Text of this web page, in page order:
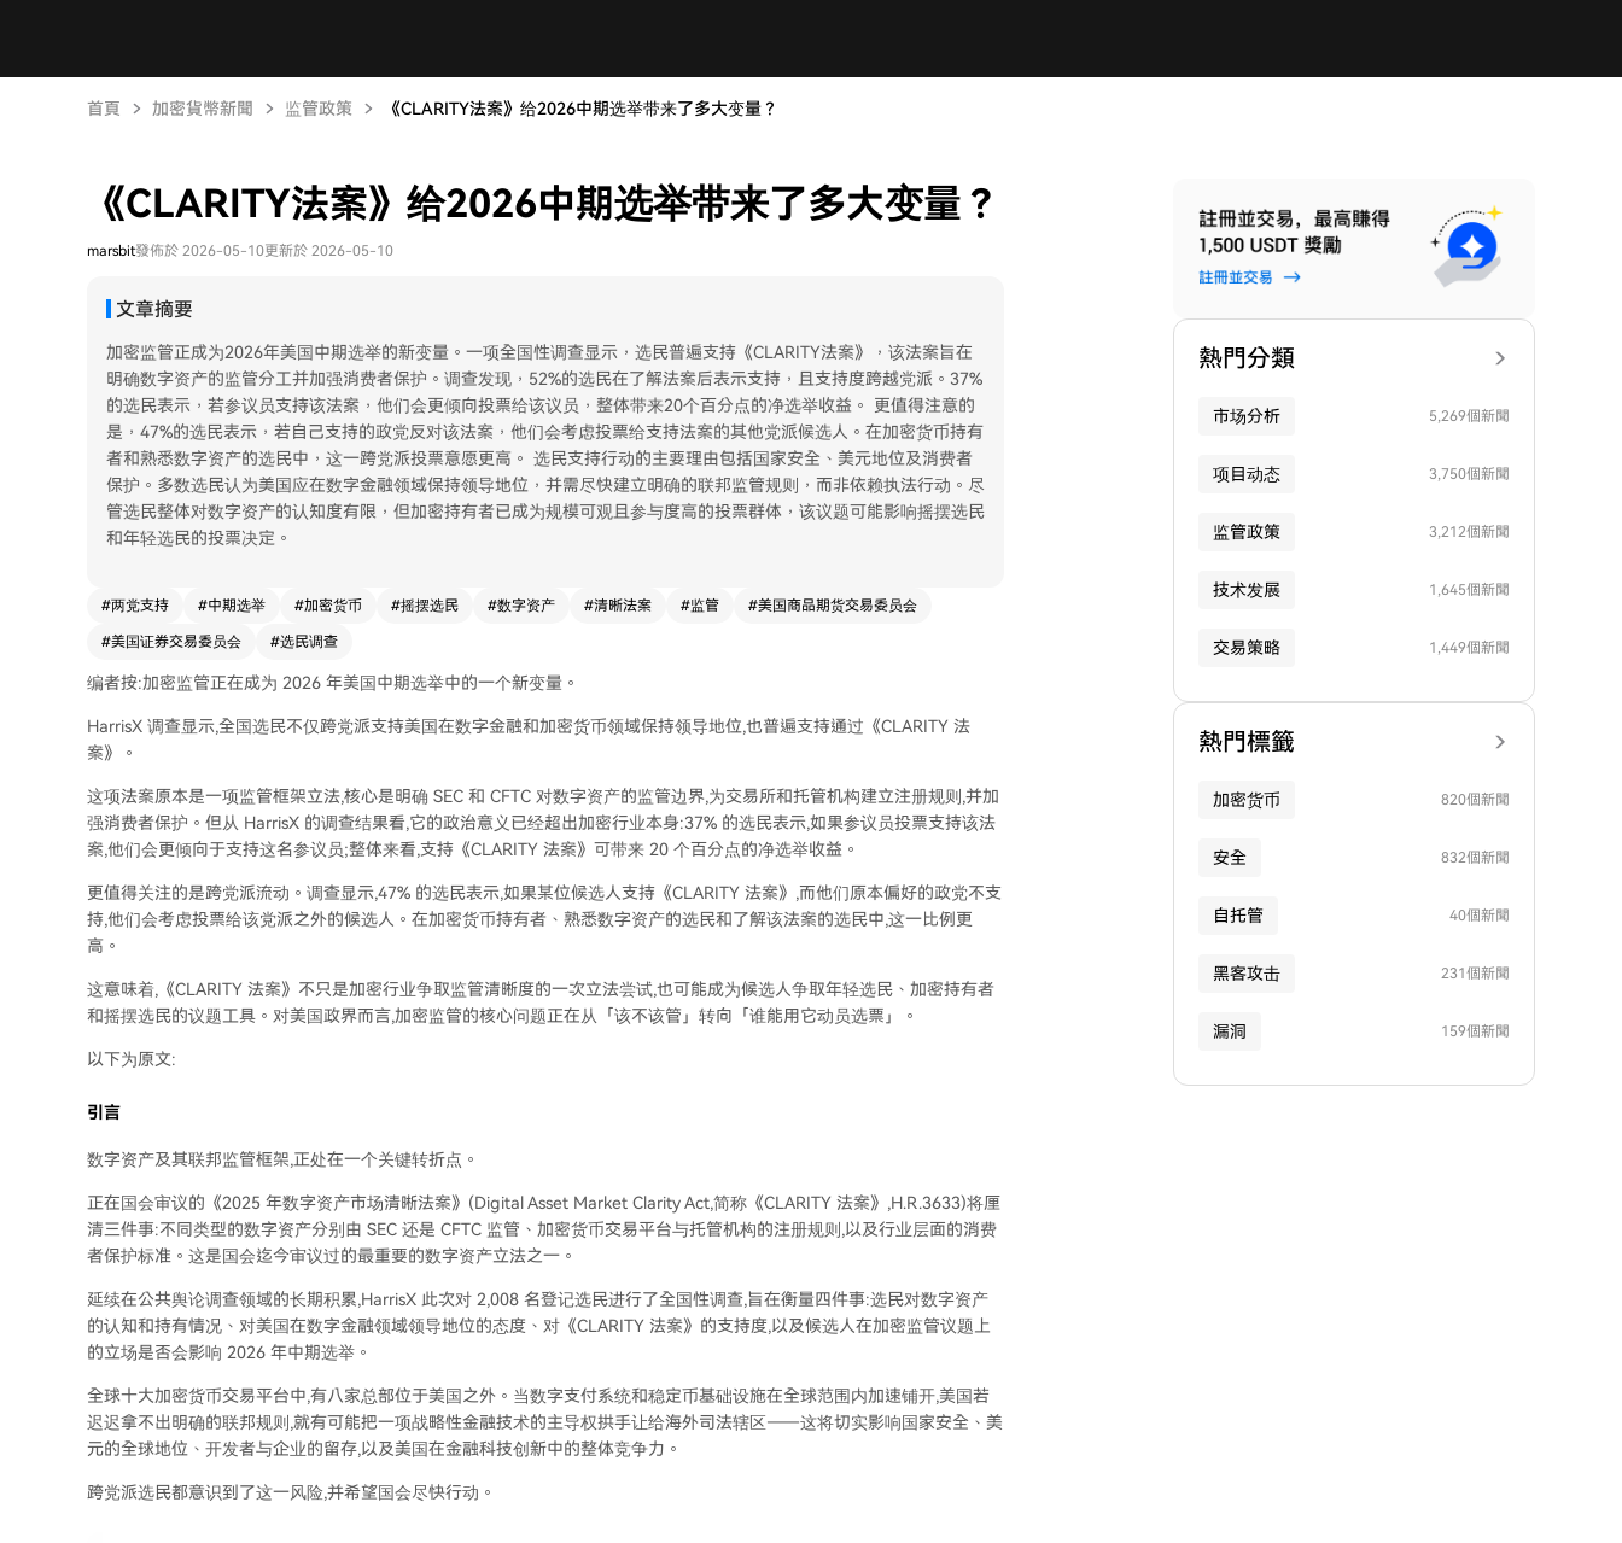
首頁 加密貨幣新聞 监管政策 《CLARITY法案》给2026中期选举带来了多大变量？
《CLARITY法案》给2026中期选举带来了多大变量？
marsbit發佈於 2026-05-10更新於 2026-05-10
文章摘要
加密监管正成为2026年美国中期选举的新变量。一项全国性调查显示，选民普遍支持《CLARITY法案》，该法案旨在
明确数字资产的监管分工并加强消费者保护。调查发现，52%的选民在了解法案后表示支持，且支持度跨越党派。37%
的选民表示，若参议员支持该法案，他们会更倾向投票给该议员，整体带来20个百分点的净选举收益。 更值得注意的
是，47%的选民表示，若自己支持的政党反对该法案，他们会考虑投票给支持法案的其他党派候选人。在加密货币持有
者和熟悉数字资产的选民中，这一跨党派投票意愿更高。 选民支持行动的主要理由包括国家安全、美元地位及消费者
保护。多数选民认为美国应在数字金融领域保持领导地位，并需尽快建立明确的联邦监管规则，而非依赖执法行动。尽
管选民整体对数字资产的认知度有限，但加密持有者已成为规模可观且参与度高的投票群体，该议题可能影响摇摆选民
和年轻选民的投票决定。
#两党支持 #中期选举 #加密货币 #摇摆选民 #数字资产 #清晰法案 #监管 #美国商品期货交易委员会
#美国证券交易委员会 #选民调查
编者按:加密监管正在成为 2026 年美国中期选举中的一个新变量。
HarrisX 调查显示,全国选民不仅跨党派支持美国在数字金融和加密货币领域保持领导地位,也普遍支持通过《CLARITY 法
案》。
这项法案原本是一项监管框架立法,核心是明确 SEC 和 CFTC 对数字资产的监管边界,为交易所和托管机构建立注册规则,并加
强消费者保护。但从 HarrisX 的调查结果看,它的政治意义已经超出加密行业本身:37% 的选民表示,如果参议员投票支持该法
案,他们会更倾向于支持这名参议员;整体来看,支持《CLARITY 法案》可带来 20 个百分点的净选举收益。
更值得关注的是跨党派流动。调查显示,47% 的选民表示,如果某位候选人支持《CLARITY 法案》,而他们原本偏好的政党不支
持,他们会考虑投票给该党派之外的候选人。在加密货币持有者、熟悉数字资产的选民和了解该法案的选民中,这一比例更
高。
这意味着,《CLARITY 法案》不只是加密行业争取监管清晰度的一次立法尝试,也可能成为候选人争取年轻选民、加密持有者
和摇摆选民的议题工具。对美国政界而言,加密监管的核心问题正在从「该不该管」转向「谁能用它动员选票」。
以下为原文:
引言
数字资产及其联邦监管框架,正处在一个关键转折点。
正在国会审议的《2025 年数字资产市场清晰法案》(Digital Asset Market Clarity Act,简称《CLARITY 法案》,H.R.3633)将厘
清三件事:不同类型的数字资产分别由 SEC 还是 CFTC 监管、加密货币交易平台与托管机构的注册规则,以及行业层面的消费
者保护标准。这是国会迄今审议过的最重要的数字资产立法之一。
延续在公共舆论调查领域的长期积累,HarrisX 此次对 2,008 名登记选民进行了全国性调查,旨在衡量四件事:选民对数字资产
的认知和持有情况、对美国在数字金融领域领导地位的态度、对《CLARITY 法案》的支持度,以及候选人在加密监管议题上
的立场是否会影响 2026 年中期选举。
全球十大加密货币交易平台中,有八家总部位于美国之外。当数字支付系统和稳定币基础设施在全球范围内加速铺开,美国若
迟迟拿不出明确的联邦规则,就有可能把一项战略性金融技术的主导权拱手让给海外司法辖区——这将切实影响国家安全、美
元的全球地位、开发者与企业的留存,以及美国在金融科技创新中的整体竞争力。
跨党派选民都意识到了这一风险,并希望国会尽快行动。
熱門分類
市场分析 5,269個新聞
项目动态 3,750個新聞
监管政策 3,212個新聞
技术发展 1,645個新聞
交易策略 1,449個新聞
熱門標籤
加密货币 820個新聞
安全 832個新聞
自托管 40個新聞
黑客攻击 231個新聞
漏洞 159個新聞